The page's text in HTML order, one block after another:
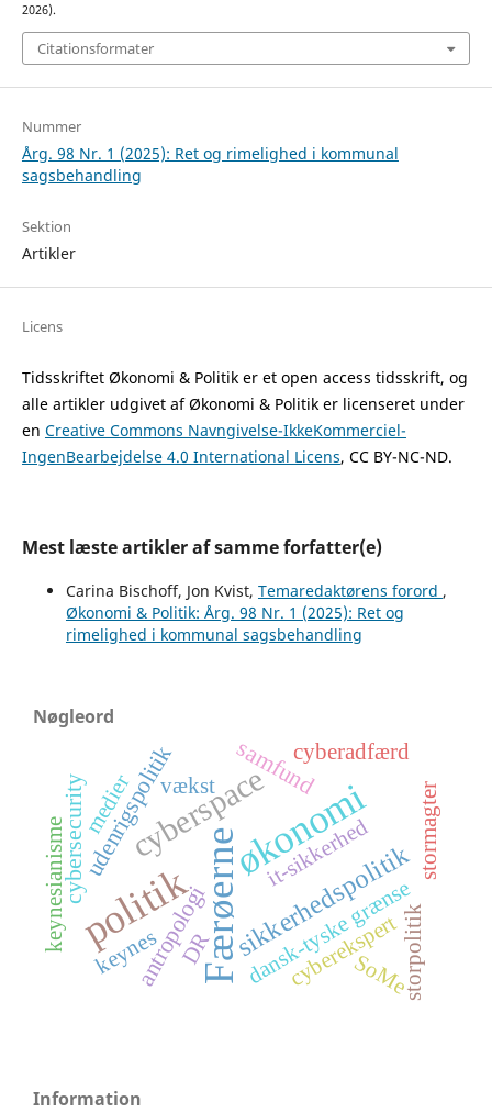
2026).
Citationsformater
Nummer
Årg. 98 Nr. 1 (2025): Ret og rimelighed i kommunal
sagsbehandling
Sektion
Artikler
Licens
Tidsskriftet Økonomi & Politik er et open access tidsskrift, og
alle artikler udgivet af Økonomi & Politik er licenseret under
en Creative Commons Navngivelse-IkkeKommerciel-
IngenBearbejdelse 4.0 International Licens, CC BY-NC-ND.
Mest læste artikler af samme forfatter(e)
Carina Bischoff, Jon Kvist, Temaredaktørens forord ,
Økonomi & Politik: Årg. 98 Nr. 1 (2025): Ret og
rimelighed i kommunal sagsbehandling
Nøgleord
Færøerne
politik
økonomi
cyberspace
sikkerhedspolitik
udenrigspolitik samfund
cybersecurity
antropologi
it-sikkerhed
dansk-tyske grænse
cyberekspert
cyberadfærd
keynesianisme keynes SoMestorpolitik
vækst stormagter
DR
medier
Information